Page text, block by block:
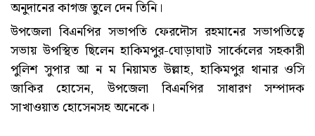
অনুদানের কাগজ তুলে দেন তিনি।
উপজেলা বিএনপির সভাপতি ফেরদৌস রহমানের সভাপতিত্বে
সভায় উপস্থিত ছিলেন হাকিমপুর-ঘোড়াঘাট সার্কেলের সহকারী
পুলিশ সুপার আ ন ম নিয়ামত উল্লাহ, হাকিমপুর থানার ওসি
জাকির হোসেন, উপজেলা বিএনপির সাধারণ সম্পাদক
সাখাওয়াত হোসেনসহ অনেকে।